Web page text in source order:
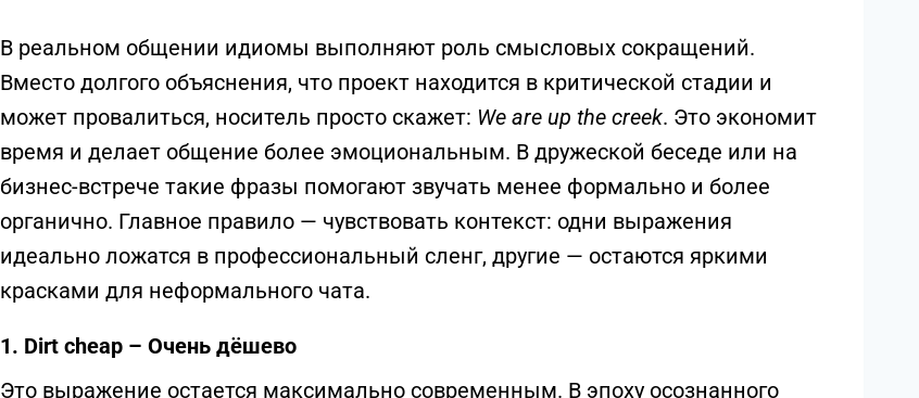
В реальном общении идиомы выполняют роль смысловых сокращений.
Вместо долгого объяснения, что проект находится в критической стадии и
может провалиться, носитель просто скажет: We are up the creek. Это экономит
время и делает общение более эмоциональным. В дружеской беседе или на
бизнес-встрече такие фразы помогают звучать менее формально и более
органично. Главное правило — чувствовать контекст: одни выражения
идеально ложатся в профессиональный сленг, другие — остаются яркими
красками для неформального чата.
1. Dirt cheap – Очень дёшево
Это выражение остается максимально современным. В эпоху осознанного